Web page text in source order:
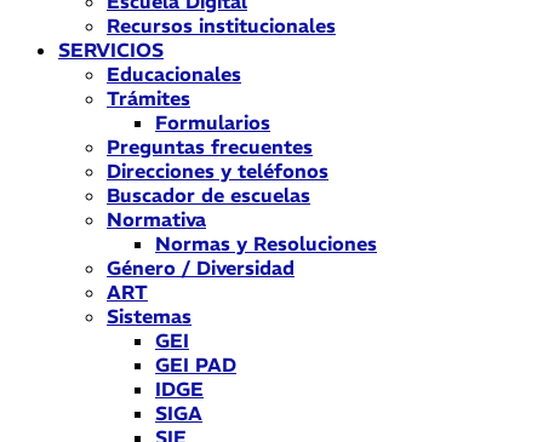
Recursos institucionales
SERVICIOS
Educacionales
Trámites
Formularios
Preguntas frecuentes
Direcciones y teléfonos
Buscador de escuelas
Normativa
Normas y Resoluciones
Género / Diversidad
ART
Sistemas
GEI
GEI PAD
IDGE
SIGA
SIE